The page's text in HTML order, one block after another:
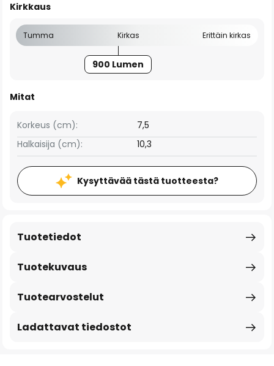
Kirkkaus
Tumma Kirkas Erittäin kirkas
900 Lumen
Mitat
Korkeus (cm):
7,5
Halkaisija (cm):
10,3
Kysyttävää tästä tuotteesta?
Tuotekuvaus
Tuotetiedot
Tuotearvostelut
Ladattavat tiedostot